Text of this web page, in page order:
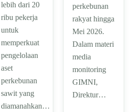
lebih dari 20
ribu pekerja
untuk
memperkuat
pengelolaan
aset
perkebunan
sawit yang
diamanahkan…
perkebunan
rakyat hingga
Mei 2026.
Dalam materi
media
monitoring
GIMNI,
Direktur…